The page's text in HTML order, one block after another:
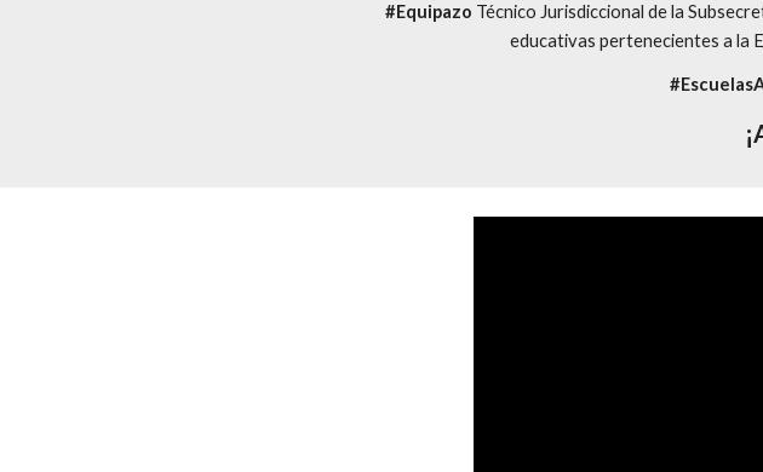
#Equipazo Técnico Jurisdiccional de la
educativas pertenecientes a la